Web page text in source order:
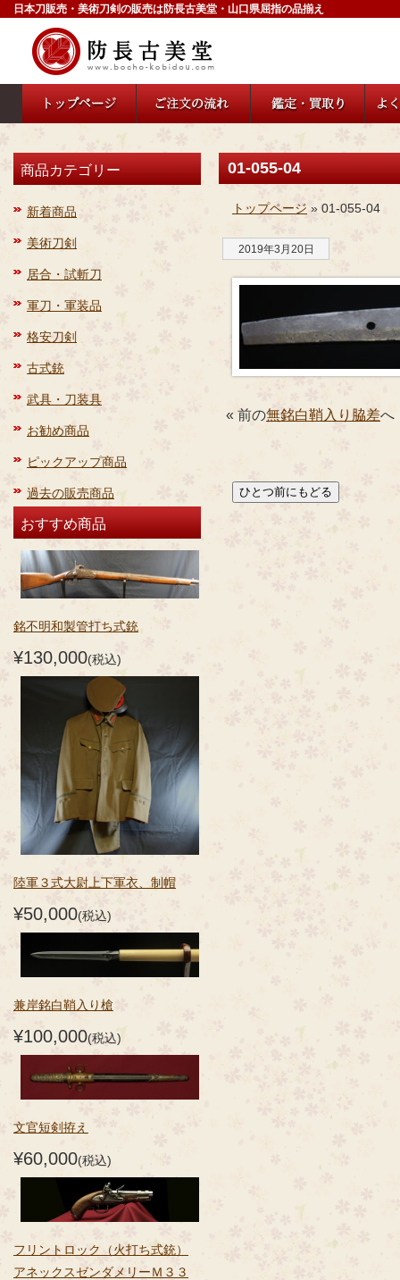
日本刀販売・美術刀剣の販売は防長古美堂・山口県屈指の品揃え
商品カテゴリー
新着商品
美術刀剣
居合・試斬刀
軍刀・軍装品
格安刀剣
古式銃
武具・刀装具
お勧め商品
ピックアップ商品
過去の販売商品
おすすめ商品
銘不明和製管打ち式銃
¥130,000(税込)
陸軍３式大尉上下軍衣、制帽
¥50,000(税込)
兼岸銘白鞘入り槍
¥100,000(税込)
文官短剣拵え
¥60,000(税込)
フリントロック（火打ち式銃）
アネックスゼンダメリーＭ３３
01-055-04
トップページ » 01-055-04
2019年3月20日
« 前の無銘白鞘入り脇差へ